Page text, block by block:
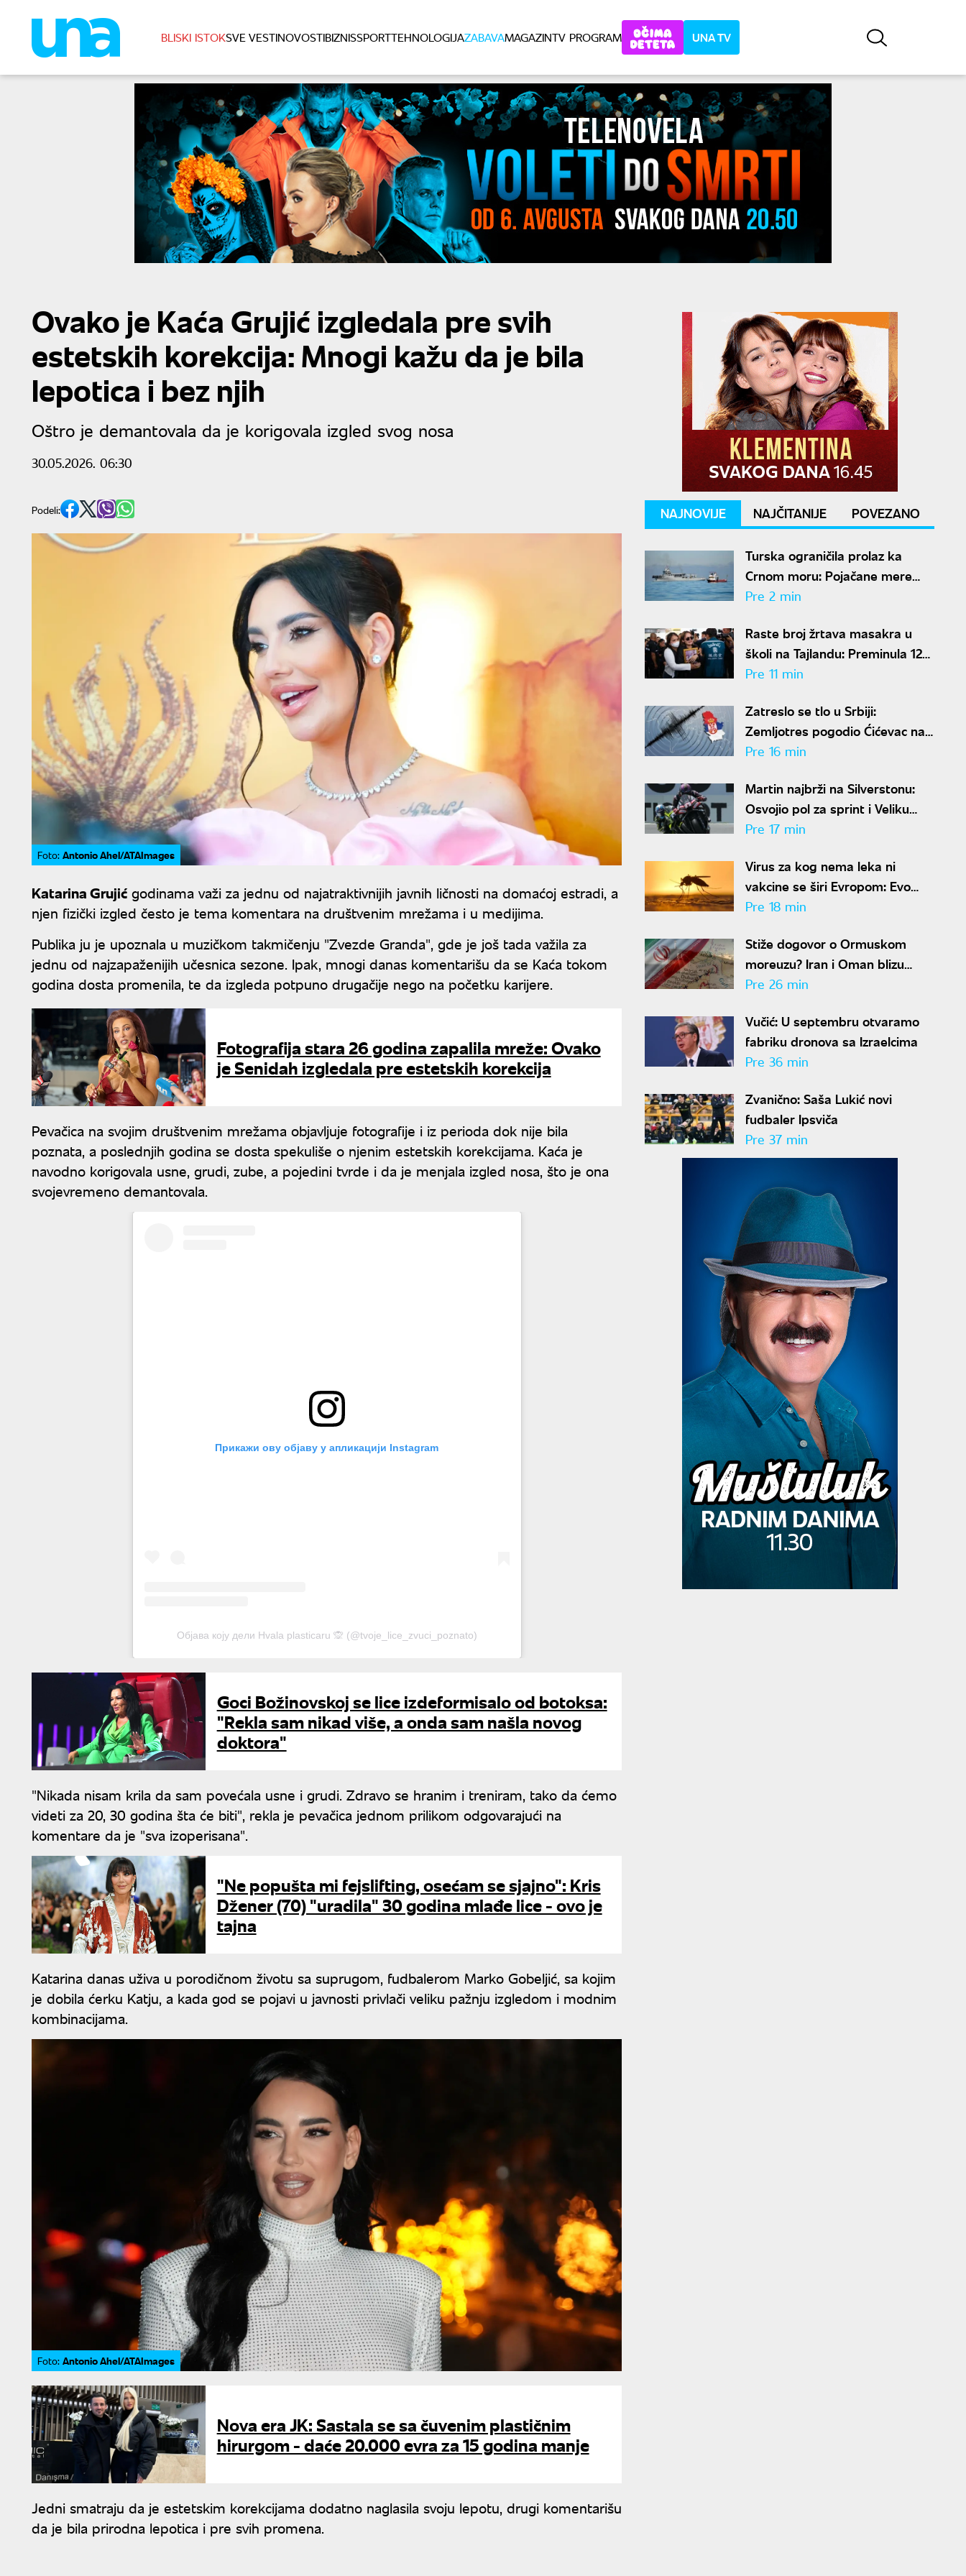
BLISKI ISTOKSVE VESTINOVOSTIBIZNISSPORTTEHNOLOGIJAZABAVAMAGAZINTV PROGRAM UNA TV
Ovako je Kaća Grujić izgledala pre svih
estetskih korekcija: Mnogi kažu da je bila
lepotica i bez njih
Oštro je demantovala da je korigovala izgled svog nosa
30.05.2026. 06:30
Podeli:
Foto: Antonio Ahel/ATAImages
Katarina Grujić godinama važi za jednu od najatraktivnijih javnih ličnosti na domaćoj estradi, a
njen fizički izgled često je tema komentara na društvenim mrežama i u medijima.
Publika ju je upoznala u muzičkom takmičenju "Zvezde Granda", gde je još tada važila za
jednu od najzapaženijih učesnica sezone. Ipak, mnogi danas komentarišu da se Kaća tokom
godina dosta promenila, te da izgleda potpuno drugačije nego na početku karijere.
Fotografija stara 26 godina zapalila mreže: Ovako
je Senidah izgledala pre estetskih korekcija
Pevačica na svojim društvenim mrežama objavljuje fotografije i iz perioda dok nije bila
poznata, a poslednjih godina se dosta spekuliše o njenim estetskih korekcijama. Kaća je
navodno korigovala usne, grudi, zube, a pojedini tvrde i da je menjala izgled nosa, što je ona
svojevremeno demantovala.
Прикажи ову објаву у апликацији Instagram
Објава коју дели Hvala plasticaru 🙊 (@tvoje_lice_zvuci_poznato)
Goci Božinovskoj se lice izdeformisalo od botoksa:
"Rekla sam nikad više, a onda sam našla novog
doktora"
"Nikada nisam krila da sam povećala usne i grudi. Zdravo se hranim i treniram, tako da ćemo
videti za 20, 30 godina šta će biti", rekla je pevačica jednom prilikom odgovarajući na
komentare da je "sva izoperisana".
"Ne popušta mi fejslifting, osećam se sjajno": Kris
Džener (70) "uradila" 30 godina mlađe lice - ovo je
tajna
Katarina danas uživa u porodičnom životu sa suprugom, fudbalerom Marko Gobeljić, sa kojim
je dobila ćerku Katju, a kada god se pojavi u javnosti privlači veliku pažnju izgledom i modnim
kombinacijama.
Foto: Antonio Ahel/ATAImages
Nova era JK: Sastala se sa čuvenim plastičnim
hirurgom - daće 20.000 evra za 15 godina manje
Jedni smatraju da je estetskim korekcijama dodatno naglasila svoju lepotu, drugi komentarišu
da je bila prirodna lepotica i pre svih promena.
NAJNOVIJE NAJČITANIJE POVEZANO
Turska ograničila prolaz ka
Crnom moru: Pojačane mere
zbog napada na brodove
Pre 2 min
Raste broj žrtava masakra u
školi na Tajlandu: Preminula 12-
godišnja učenica
Pre 11 min
Zatreslo se tlo u Srbiji:
Zemljotres pogodio Ćićevac na
dubini od samo dva kilometra
Pre 16 min
Martin najbrži na Silverstonu:
Osvojio pol za sprint i Veliku
nagradu Velike Britanije
Pre 17 min
Virus za kog nema leka ni
vakcine se širi Evropom: Evo
gde je najviše zaraženih
Pre 18 min
Stiže dogovor o Ormuskom
moreuzu? Iran i Oman blizu
rešenja za obnovu pomorskog
Pre 26 min
Vučić: U septembru otvaramo
fabriku dronova sa Izraelcima
Pre 36 min
Zvanično: Saša Lukić novi
fudbaler Ipsviča
Pre 37 min